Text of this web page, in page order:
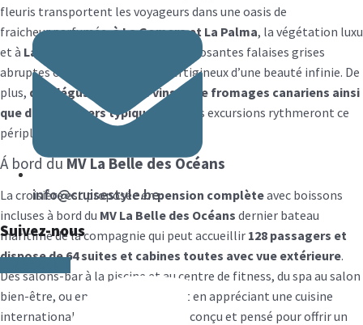
info@cruisestyle.be
Suivez-nous
fleuris transportent les voyageurs dans une oasis de
fraicheur parfumée,à La Gomera et La Palma, la végétation
et à Lanzarote et El Hierro
, les imposantes falaises grises
abruptes offrent un spectacle vertigineux d’une beauté infinie. De
plus, des dégustations de vins et de fromages canariens ainsi
que des déjeuners typiques
lors des excursions rythmeront ce
périple avec délices.
Á bord duMV La Belle des Océans
La croisière est proposée enpension complèteavec boissons
incluses à bord du MV La Belle des Océans dernier bateau
maritime de la compagnie qui peut accueillir 128 passagers et
dispose de 64 suites et cabines toutes avec vue extérieure.
Des salons-bar à la piscine et au centre de fitness, du spa au salon
bien-être, ou encore au restaurant en appréciant une cuisine
internationale raffinée, tout a été conçu et pensé pour offrir un